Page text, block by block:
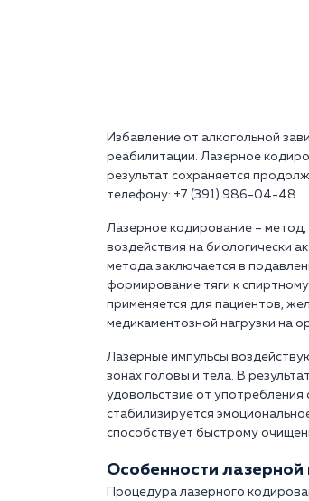
Избавление от алкогольной
реабилитации. Лазерное
результат сохраняется
телефону: +7 (391) 986-04-48.
Лазерное кодирование –
воздействия на биологически
метода заключается в
формирование тяги к
применяется для пациентов,
медикаментозной нагрузки на
Лазерные импульсы
зонах головы и тела. В
удовольствие от употребления
стабилизируется
способствует быстрому
Особенности лазерной
Процедура лазерного